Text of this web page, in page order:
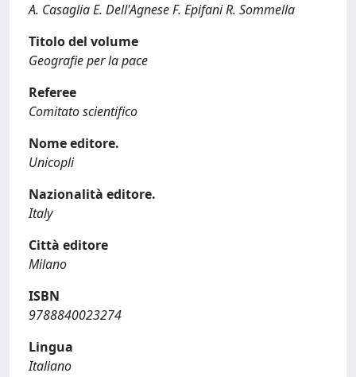
A. Casaglia E. Dell'Agnese F. Epifani R. Sommella
Titolo del volume
Geografie per la pace
Referee
Comitato scientifico
Nome editore.
Unicopli
Nazionalità editore.
Italy
Città editore
Milano
ISBN
9788840023274
Lingua
Italiano